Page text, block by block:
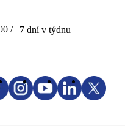
/ 7 dní v týdnu